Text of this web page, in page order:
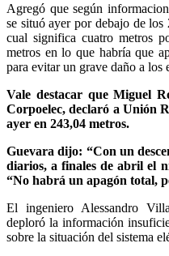
Agregó que según
se situó ayer por debajo de
cual significa cuatro metros
metros en lo que habría que
para evitar un grave daño a los
Vale destacar que Miguel
Corpoelec, declaró a Unión
ayer en 243,04 metros.
Guevara dijo: “Con un
diarios, a finales de abril el
“No habrá un apagón total,
El ingeniero Alessandro
deploró la información
sobre la situación del sistema